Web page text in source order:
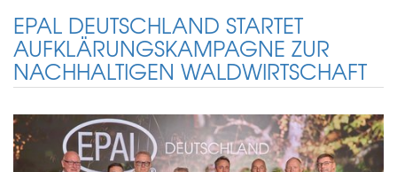
EPAL DEUTSCHLAND STARTET
AUFKLÄRUNGSKAMPAGNE ZUR
NACHHALTIGEN WALDWIRTSCHAFT